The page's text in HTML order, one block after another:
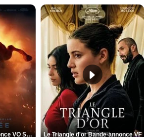
L'Odyssée Bande-annonce VO STFR Le Triangle d'or Bande-annonce VF